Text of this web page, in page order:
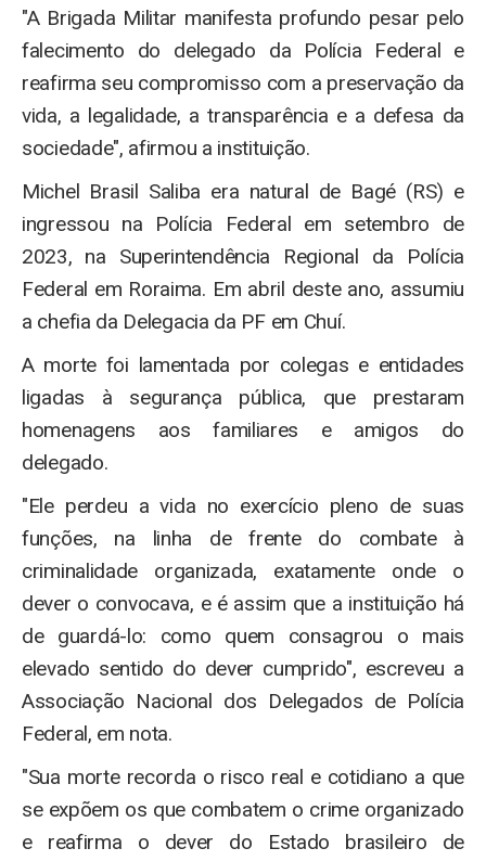
"A Brigada Militar manifesta profundo pesar pelo
falecimento do delegado da Polícia Federal e
reafirma seu compromisso com a preservação da
vida, a legalidade, a transparência e a defesa da
sociedade", afirmou a instituição.
Michel Brasil Saliba era natural de Bagé (RS) e
ingressou na Polícia Federal em setembro de
2023, na Superintendência Regional da Polícia
Federal em Roraima. Em abril deste ano, assumiu
a chefia da Delegacia da PF em Chuí.
A morte foi lamentada por colegas e entidades
ligadas à segurança pública, que prestaram
homenagens aos familiares e amigos do
delegado.
"Ele perdeu a vida no exercício pleno de suas
funções, na linha de frente do combate à
criminalidade organizada, exatamente onde o
dever o convocava, e é assim que a instituição há
de guardá-lo: como quem consagrou o mais
elevado sentido do dever cumprido", escreveu a
Associação Nacional dos Delegados de Polícia
Federal, em nota.
"Sua morte recorda o risco real e cotidiano a que
se expõem os que combatem o crime organizado
e reafirma o dever do Estado brasileiro de